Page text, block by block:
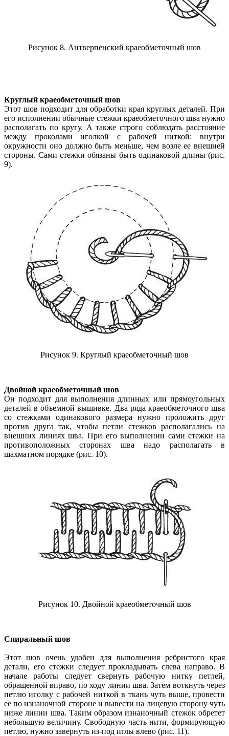
Рисунок 8. Антверпенский краеобметочный шов
Круглый краеобметочный шов
Этот шов подходит для обработки края круглых деталей. При
его исполнении обычные стежки краеобметочного шва нужно
располагать по кругу. А также строго соблюдать расстояние
между проколами иголкой с рабочей ниткой: внутри
окружности оно должно быть меньше, чем возле ее внешней
стороны. Сами стежки обязаны быть одинаковой длины (рис.
9).
Рисунок 9. Круглый краеобметочный шов
Двойной краеобметочный шов
Он подходит для выполнения длинных или прямоугольных
деталей в объемной вышивке. Два ряда краеобметочного шва
со стежками одинакового размера нужно проложить друг
против друга так, чтобы петли стежков располагались на
внешних линиях шва. При его выполнении сами стежки на
противоположных сторонах шва надо располагать в
шахматном порядке (рис. 10).
Рисунок 10. Двойной краеобметочный шов
Спиральный шов
Этот шов очень удобен для выполнения ребристого края
детали, его стежки следует прокладывать слева направо. В
начале работы следует свернуть рабочую нитку петлей,
обращенной вправо, по ходу линии шва. Затем воткнуть через
петлю иголку с рабочей ниткой в ткань чуть выше, провести
ее по изнаночной стороне и вывести на лицевую сторону чуть
ниже линии шва. Таким образом изнаночный стежок обретет
небольшую величину. Свободную часть нити, формирующую
петлю, нужно завернуть из-под иглы влево (рис. 11).